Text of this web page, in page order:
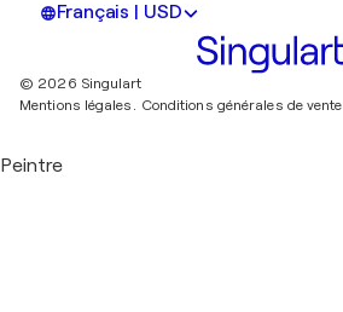
Français | USD
© 2026 Singulart
Mentions légales. Conditions générales de vente
Peintre